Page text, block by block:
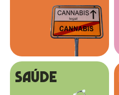
SAÚDE